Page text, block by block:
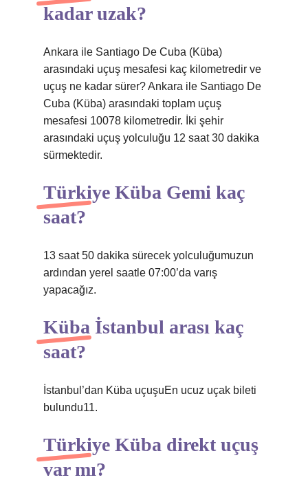
kadar uzak?
Ankara ile Santiago De Cuba (Küba)
arasındaki uçuş mesafesi kaç kilometredir ve
uçuş ne kadar sürer? Ankara ile Santiago De
Cuba (Küba) arasındaki toplam uçuş
mesafesi 10078 kilometredir. İki şehir
arasındaki uçuş yolculuğu 12 saat 30 dakika
sürmektedir.
Türkiye Küba Gemi kaç
saat?
13 saat 50 dakika sürecek yolculuğumuzun
ardından yerel saatle 07:00’da varış
yapacağız.
Küba İstanbul arası kaç
saat?
İstanbul’dan Küba uçuşuEn ucuz uçak bileti
bulundu11.
Türkiye Küba direkt uçuş
var mı?